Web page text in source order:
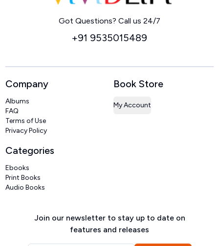
Got Questions? Call us 24/7
+91 9535015489
Company
Albums
FAQ
Terms of Use
Privacy Policy
Book Store
My Account
Categories
Ebooks
Print Books
Audio Books
Join our newsletter to stay up to date on
features and releases